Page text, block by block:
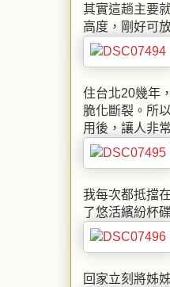
其實這趟主要
高度，剛好可
住台北20幾年
脆化斷裂。所
用後，讓人非
我每次都抵擋
了悠活繽紛杯
回家立刻將姊